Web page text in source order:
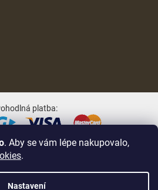
. Aby se vám lépe nakupovalo,
.
Nastavení
platba:
způsoby dopravy: